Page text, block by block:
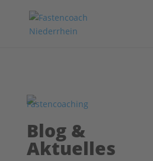
Blog &
Aktuelles